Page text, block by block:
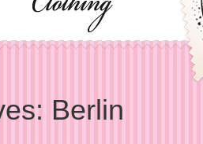
Berlin